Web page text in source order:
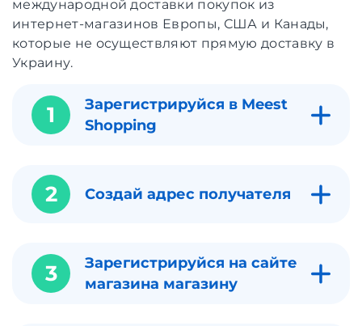
международной доставки покупок из
интернет-магазинов Европы, США и Канады,
которые не осуществляют прямую доставку в
Украину.
1
Зарегистрируйся в Meest
Shopping
2 Создай адрес получателя
3
Зарегистрируйся на сайте
магазина магазину